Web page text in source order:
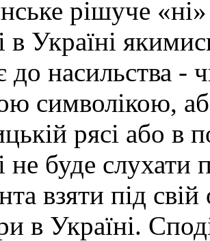
рішуче
в Україні
до насильства -
символікою,
рясі або в
не буде
взяти під
в Україні.